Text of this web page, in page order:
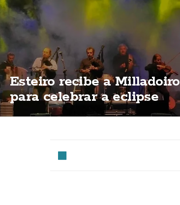
Esteiro recibe a Milladoiro
para celebrar a eclipse